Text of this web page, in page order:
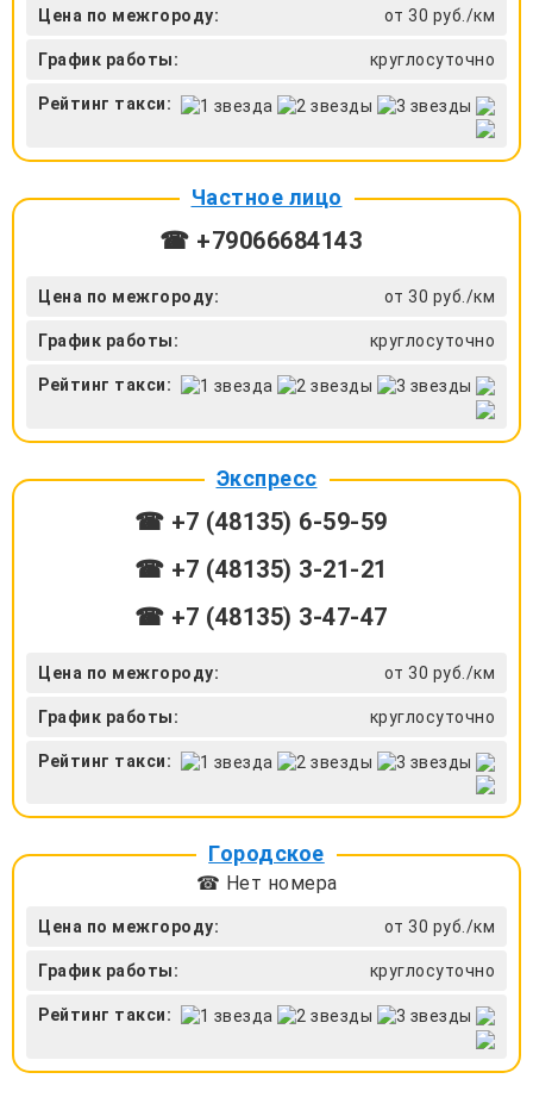
Цена по межгороду: от 30 руб./км
График работы: круглосуточно
Рейтинг такси:
Частное лицо
☎ +79066684143
Цена по межгороду: от 30 руб./км
График работы: круглосуточно
Рейтинг такси:
Экспресс
☎ +7 (48135) 6-59-59
☎ +7 (48135) 3-21-21
☎ +7 (48135) 3-47-47
Цена по межгороду: от 30 руб./км
График работы: круглосуточно
Рейтинг такси:
Городское
☎ Нет номера
Цена по межгороду: от 30 руб./км
График работы: круглосуточно
Рейтинг такси: